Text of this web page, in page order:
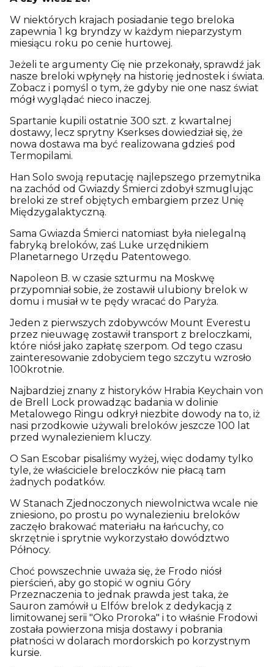
W niektórych krajach posiadanie tego breloka
zapewnia 1 kg bryndzy w każdym nieparzystym
miesiącu roku po cenie hurtowej.
Jeżeli te argumenty Cię nie przekonały, sprawdź jak
nasze breloki wpłynęły na historię jednostek i świata.
Zobacz i pomyśl o tym, że gdyby nie one nasz świat
mógł wyglądać nieco inaczej.
Spartanie kupili ostatnie 300 szt. z kwartalnej
dostawy, lecz sprytny Kserkses dowiedział się, że
nowa dostawa ma być realizowana gdzieś pod
Termopilami.
Han Solo swoją reputację najlepszego przemytnika
na zachód od Gwiazdy Śmierci zdobył szmuglując
breloki ze stref objętych embargiem przez Unię
Międzygalaktyczną.
Sama Gwiazda Śmierci natomiast była nielegalną
fabryką breloków, zaś Luke urzędnikiem
Planetarnego Urzędu Patentowego.
Napoleon B. w czasie szturmu na Moskwę
przypomniał sobie, że zostawił ulubiony brelok w
domu i musiał w te pędy wracać do Paryża.
Jeden z pierwszych zdobywców Mount Everestu
przez nieuwagę zostawił transport z breloczkami,
które niósł jako zapłatę szerpom. Od tego czasu
zainteresowanie zdobyciem tego szczytu wzrosło
100krotnie.
Najbardziej znany z historyków Hrabia Keychain von
de Brell Lock prowadząc badania w dolinie
Metalowego Ringu odkrył niezbite dowody na to, iż
nasi przodkowie używali breloków jeszcze 100 lat
przed wynalezieniem kluczy.
O San Escobar pisaliśmy wyżej, więc dodamy tylko
tyle, że właściciele breloczków nie płacą tam
żadnych podatków.
W Stanach Zjednoczonych niewolnictwa wcale nie
zniesiono, po prostu po wynalezieniu breloków
zaczęło brakować materiału na łańcuchy, co
skrzętnie i sprytnie wykorzystało dowództwo
Północy.
Choć powszechnie uważa się, że Frodo niósł
pierścień, aby go stopić w ogniu Góry
Przeznaczenia to jednak prawda jest taka, że
Sauron zamówił u Elfów brelok z dedykacją z
limitowanej serii "Oko Proroka" i to właśnie Frodowi
została powierzona misja dostawy i pobrania
płatności w dolarach mordorskich po korzystnym
kursie.